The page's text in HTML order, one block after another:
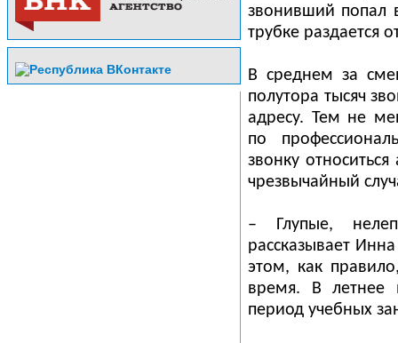
звонивший попал
трубке раздается
В среднем за
полутора тысяч
адресу. Тем не
по
звонку
чрезвычайный
– Глупые,
рассказывает
этом, как
время. В летнее
период учебных